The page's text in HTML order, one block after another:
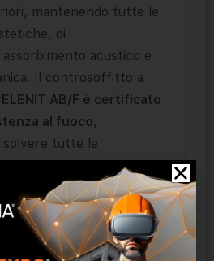
mantenendo tutte le
di
acustico e
Il controsoffitto a
AB/F è certificato
al fuoco,
tutte le
soprattutto su
maniera specifica